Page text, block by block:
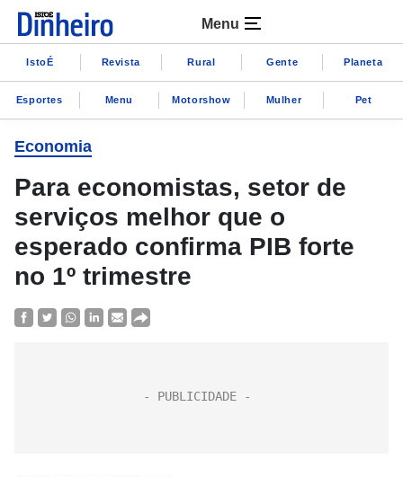
Menu
IstoÉ Revista Rural Gente Planeta
Esportes Menu Motorshow Mulher Pet
Economia
Para economistas, setor de
serviços melhor que o
esperado confirma PIB forte
no 1º trimestre